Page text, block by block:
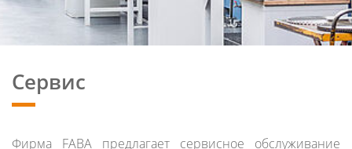
Сервис
Фирма FABA предлагает сервисное обслуживание